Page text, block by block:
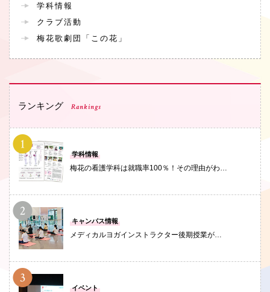
学科情報
クラブ活動
梅花歌劇団「この花」
ランキング Rankings
学科情報
梅花の看護学科は就職率100％！その理由がわ…
キャンパス情報
メディカルヨガインストラクター後期授業が…
イベント